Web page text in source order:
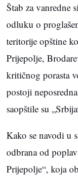
Štab za vanredne
odluku o
teritorije opštine
Prijepolje,
kritičnog porasta
postoji
saopštile su
Kako se navodi u
odbrana od
Prijepolje“, koja